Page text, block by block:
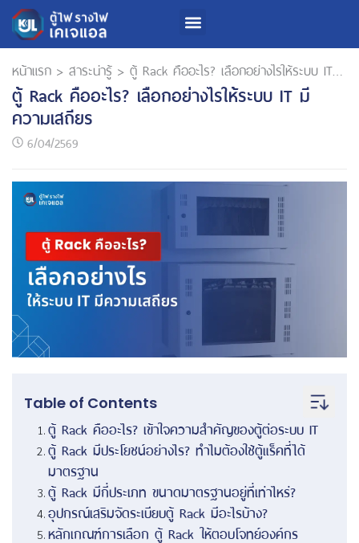
หน้าแรก > สาระน่ารู้ > ตู้ Rack คืออะไร? เลือกอย่างไรให้ระบบ IT มีความเสถียร
ตู้ Rack คืออะไร? เลือกอย่างไรให้ระบบ IT มี
ความเสถียร
6/04/2569
Table of Contents
ตู้ Rack คืออะไร? เข้าใจความสำคัญของตู้ต่อระบบ IT
ตู้ Rack มีประโยชน์อย่างไร? ทำไมต้องใช้ตู้แร็คที่ได้
มาตรฐาน
ตู้ Rack มีกี่ประเภท ขนาดมาตรฐานอยู่ที่เท่าไหร่?
อุปกรณ์เสริมจัดระเบียบตู้ Rack มีอะไรบ้าง?
หลักเกณฑ์การเลือก ตู้ Rack ให้ตอบโจทย์องค์กร